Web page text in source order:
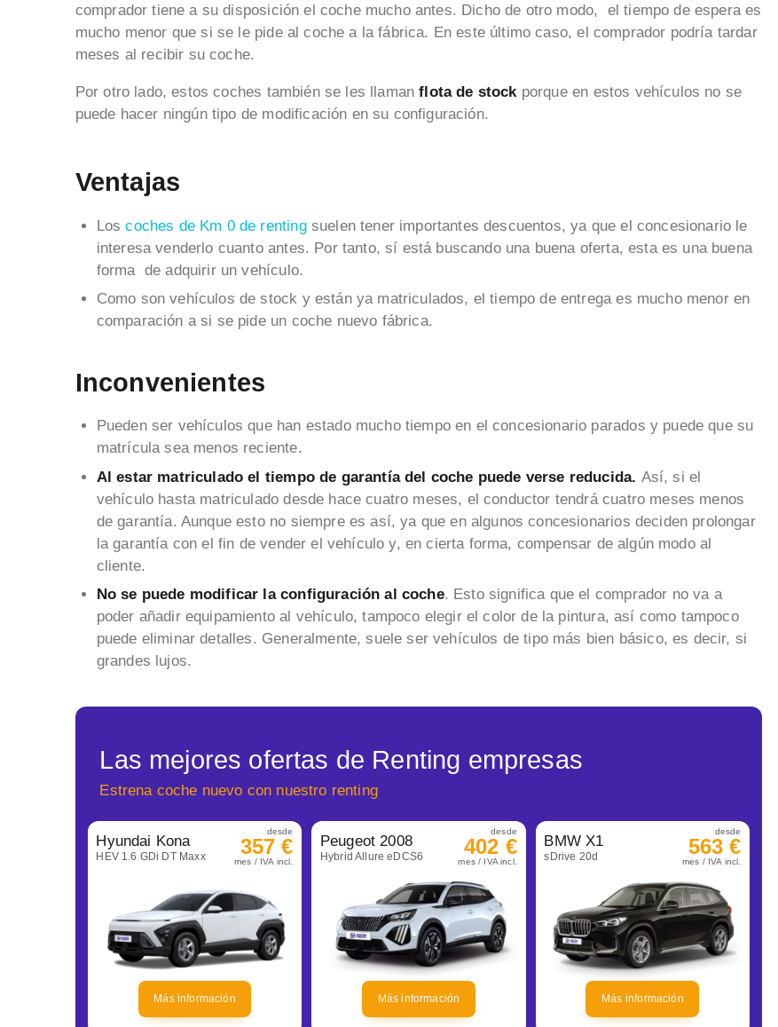
comprador tiene a su disposición el coche mucho antes. Dicho de otro modo, el tiempo de espera es
mucho menor que si se le pide al coche a la fábrica. En este último caso, el comprador podría tardar
meses al recibir su coche.
Por otro lado, estos coches también se les llamanflota de stockporque en estos vehículos no se
puede hacer ningún tipo de modificación en su configuración.
Ventajas
Loscoches de Km 0 de rentingsuelen tener importantes descuentos, ya que el concesionario le
interesa venderlo cuanto antes. Por tanto, sí está buscando una buena oferta, esta es una buena
forma de adquirir un vehículo.
Como son vehículos de stock y están ya matriculados, el tiempo de entrega es mucho menor en
comparación a si se pide un coche nuevo fábrica.
Inconvenientes
Pueden ser vehículos que han estado mucho tiempo en el concesionario parados y puede que su
matrícula sea menos reciente.
Al estar matriculado el tiempo de garantía del coche puede verse reducida. Así, si el
vehículo hasta matriculado desde hace cuatro meses, el conductor tendrá cuatro meses menos
de garantía. Aunque esto no siempre es así, ya que en algunos concesionarios deciden prolongar
la garantía con el fin de vender el vehículo y, en cierta forma, compensar de algún modo al
cliente.
No se puede modificar la configuración al coche. Esto significa que el comprador no va a
poder añadir equipamiento al vehículo, tampoco elegir el color de la pintura, así como tampoco
puede eliminar detalles. Generalmente, suele ser vehículos de tipo más bien básico, es decir, si
grandes lujos.
Las mejores ofertas de Renting empresas
Estrena coche nuevo con nuestro renting
Hyundai Kona
HEV 1.6 GDi DT Maxx
desde
357 €
mes / IVA incl.
Más información
Peugeot 2008
Hybrid Allure eDCS6
desde
402 €
mes / IVA incl.
Más información
BMW X1
sDrive 20d
desde
563 €
mes / IVA incl.
Más información